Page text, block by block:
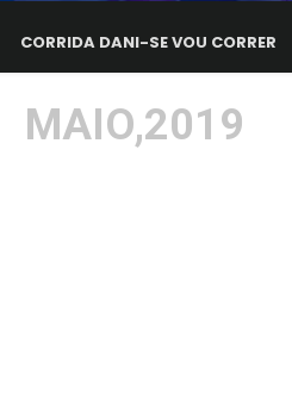
CORRIDA DANI-SE VOU CORRER
MAIO,2019